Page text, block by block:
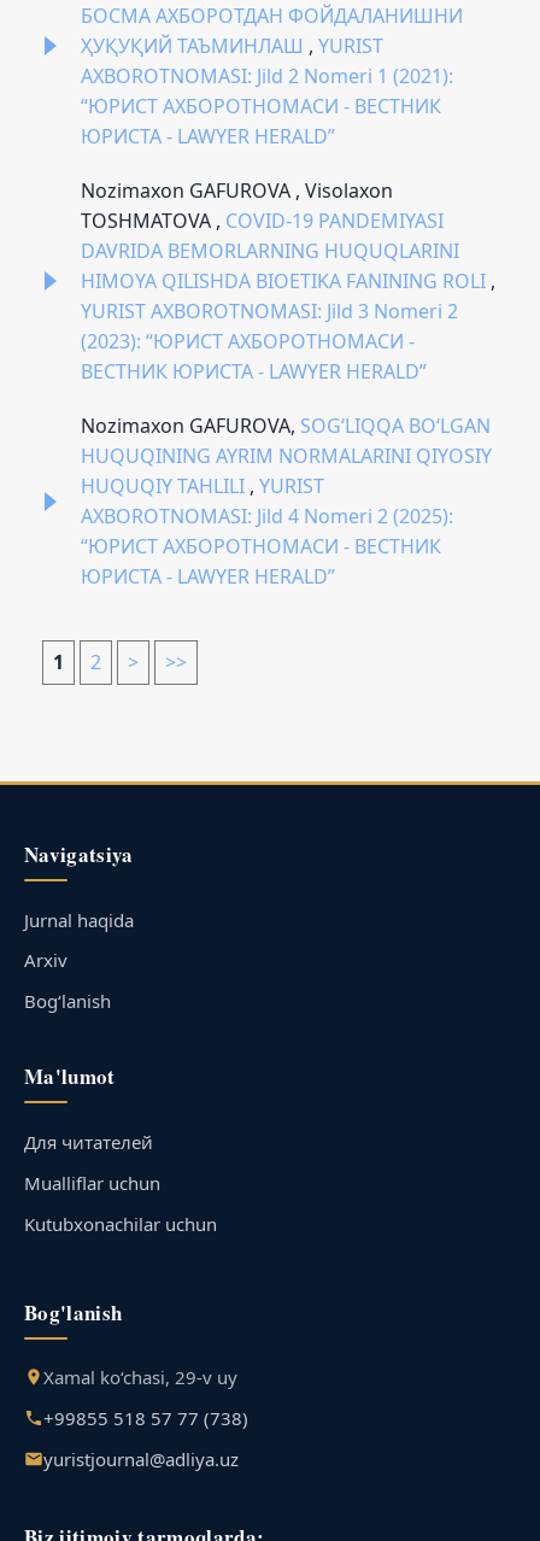
БОСМА АХБОРОТДАН ФОЙДАЛАНИШНИ
ҲУҚУҚИЙ ТАЪМИНЛАШ , YURIST
AXBOROTNOMASI: Jild 2 Nomeri 1 (2021):
“ЮРИСТ АХБОРОТНОМАСИ - ВЕСТНИК
ЮРИСТА - LAWYER HERALD”
Nozimaxon GAFUROVA , Visolaxon
TOSHMATOVA , COVID-19 PANDEMIYASI
DAVRIDA BEMORLARNING HUQUQLARINI
HIMOYA QILISHDA BIOETIKА FANINING ROLI ,
YURIST AXBOROTNOMASI: Jild 3 Nomeri 2
(2023): “ЮРИСТ АХБОРОТНОМАСИ -
ВЕСТНИК ЮРИСТА - LAWYER HERALD”
Nozimaxon GAFUROVA, SOG‘LIQQA BO‘LGAN
HUQUQINING AYRIM NORMALARINI QIYOSIY
HUQUQIY TAHLILI , YURIST
AXBOROTNOMASI: Jild 4 Nomeri 2 (2025):
“ЮРИСТ АХБОРОТНОМАСИ - ВЕСТНИК
ЮРИСТА - LAWYER HERALD”
1 2 > >>
Navigatsiya
Jurnal haqida
Arxiv
Bog‘lanish
Ma'lumot
Для читателей
Mualliflar uchun
Kutubxonachilar uchun
Bog'lanish
Xamal ko‘chasi, 29-v uy
+99855 518 57 77 (738)
yuristjournal@adliya.uz